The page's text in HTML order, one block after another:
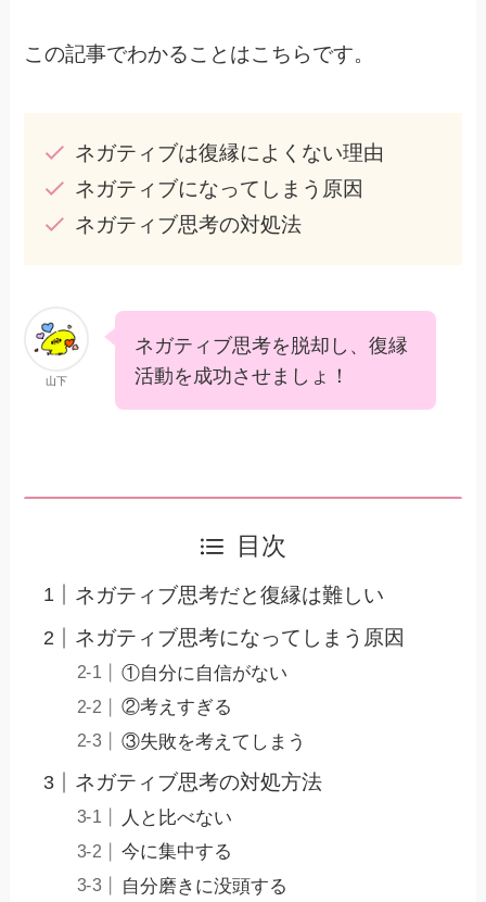
この記事でわかることはこちらです。
ネガティブは復縁によくない理由
ネガティブになってしまう原因
ネガティブ思考の対処法
山下
ネガティブ思考を脱却し、復縁
活動を成功させましょ！
目次
ネガティブ思考だと復縁は難しい
ネガティブ思考になってしまう原因
①自分に自信がない
②考えすぎる
③失敗を考えてしまう
ネガティブ思考の対処方法
人と比べない
今に集中する
自分磨きに没頭する